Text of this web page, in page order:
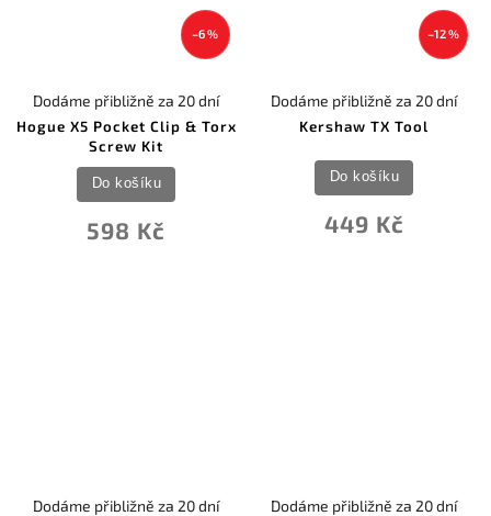
–6 %
Hogue X5 Pocket Clip & Torx
Screw Kit
Dodáme přibližně za 20 dní
598 Kč
Do košíku
–12 %
Kershaw TX Tool
Dodáme přibližně za 20 dní
449 Kč
Do košíku
Dodáme přibližně za 20 dní Dodáme přibližně za 20 dní